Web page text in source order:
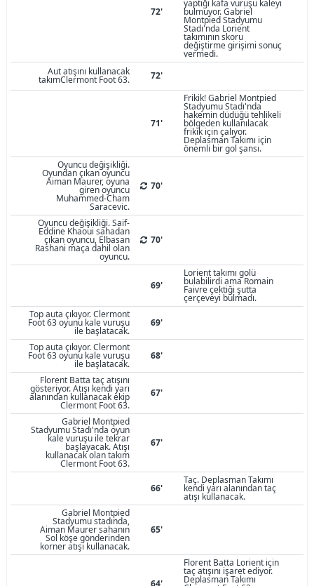
72'
yaptığı kafa vuruşu kaleyi
bulmuyor. Gabriel
Montpied Stadyumu
Stadı'nda Lorient
takımının skoru
değiştirme girişimi sonuç
vermedi.
Aut atışını kullanacak
takımClermont Foot 63. 72'
71'
Frikik! Gabriel Montpied
Stadyumu Stadı'nda
hakemin düdüğü tehlikeli
bölgeden kullanılacak
frikik için çalıyor.
Deplasman Takımı için
önemli bir gol şansı.
Oyuncu değişikliği.
Oyundan çıkan oyuncu
Aiman Maurer, oyuna
giren oyuncu
Muhammed-Cham
Saracevic.
70'
Oyuncu değişikliği. Saif-
Eddine Khaoui sahadan
çıkan oyuncu, Elbasan
Rashani maça dahil olan
oyuncu.
70'
69'
Lorient takımı golü
bulabilirdi ama Romain
Faivre çektiği şutta
çerçeveyi bulmadı.
Top auta çıkıyor. Clermont
Foot 63 oyunu kale vuruşu
ile başlatacak.
69'
Top auta çıkıyor. Clermont
Foot 63 oyunu kale vuruşu
ile başlatacak.
68'
Florent Batta taç atışını
gösteriyor. Atışı kendi yarı
alanından kullanacak ekip
Clermont Foot 63.
67'
Gabriel Montpied
Stadyumu Stadı'nda oyun
kale vuruşu ile tekrar
başlayacak. Atışı
kullanacak olan takım
Clermont Foot 63.
67'
66'
Taç. Deplasman Takımı
kendi yarı alanından taç
atışı kullanacak.
Gabriel Montpied
Stadyumu stadında,
Aiman Maurer sahanın
Sol köşe gönderinden
korner atışı kullanacak.
65'
64'
Florent Batta Lorient için
taç atışını işaret ediyor.
Deplasman Takımı